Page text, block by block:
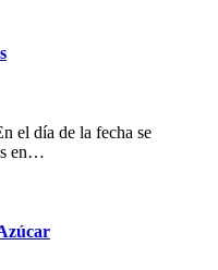
el día de la fecha se
en…